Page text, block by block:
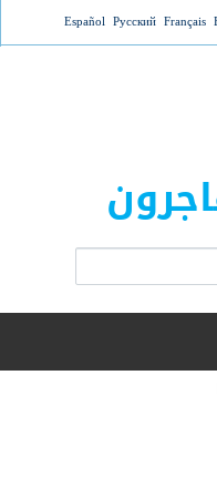
Français
Русский
Español